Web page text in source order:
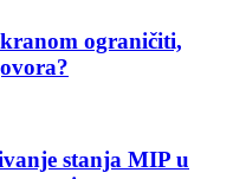
ograničiti,
stanja MIP u